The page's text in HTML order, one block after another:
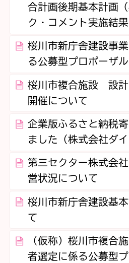
合計画後期基本計画
ク・コメント実施結果
桜川市新庁舎建設事
る公募型プロポーザ
桜川市複合施設 設計
開催について
企業版ふるさと納税
ました（株式会社ダイ
第三セクター株式会
営状況について
桜川市新庁舎建設基
て
（仮称）桜川市複合
者選定に係る公募型